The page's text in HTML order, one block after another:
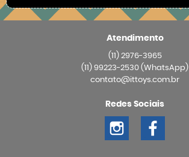
Atendimento
(11)2976-3965
(11) 99223-2530 (WhatsApp)
contato@ittoys.com.br
Redes Sociais